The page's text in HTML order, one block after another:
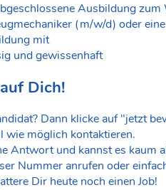
Ausbildung
(m/w/d) oder
mit
und gewissenhaft
Dich!
Dann klicke auf "jetzt
wie möglich kontaktieren.
Antwort und kannst es kaum
Nummer anrufen oder
Dir heute noch einen Job!